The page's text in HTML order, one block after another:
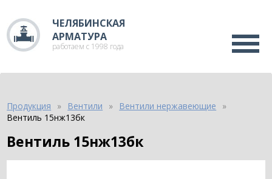
ЧЕЛЯБИНСКАЯ
АРМАТУРА
работаем с 1998 года
Продукция Вентили
Вентили нержавеющие
Вентиль 15нж13бк
Вентиль 15нж13бк